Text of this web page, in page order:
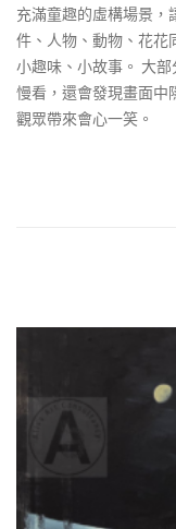
充滿童趣的虛構場景，
件、人物、動物、花花
小趣味、小故事。 大
慢看，還會發現畫面中
觀眾帶來會心一笑。